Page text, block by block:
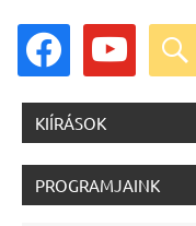
facebook youtube search
KIÍRÁSOK
PROGRAMJAINK